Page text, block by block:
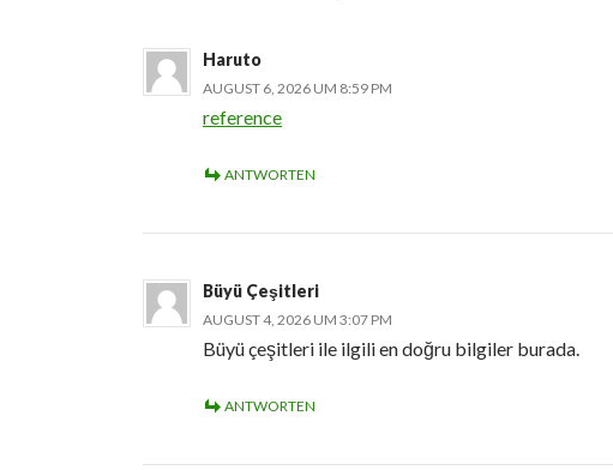
Haruto
AUGUST 6, 2026 UM 8:59 PM
reference
ANTWORTEN
Büyü Çeşitleri
AUGUST 4, 2026 UM 3:07 PM
Büyü çeşitleri ile ilgili en doğru bilgiler burada.
ANTWORTEN